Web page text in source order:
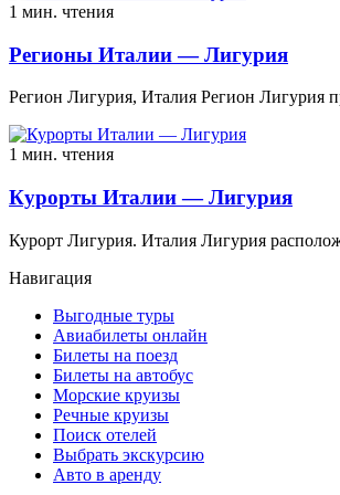
1 мин. чтения
Регионы Италии — Лигурия
Регион Лигурия, Италия Регион Лигурия
1 мин. чтения
Курорты Италии — Лигурия
Курорт Лигурия. Италия Лигурия
Навигация
Выгодные туры
Авиабилеты онлайн
Билеты на поезд
Билеты на автобус
Морские круизы
Речные круизы
Поиск отелей
Выбрать экскурсию
Авто в аренду